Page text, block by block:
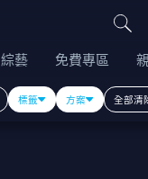
綜藝 免費專區
標籤 方案 全部清